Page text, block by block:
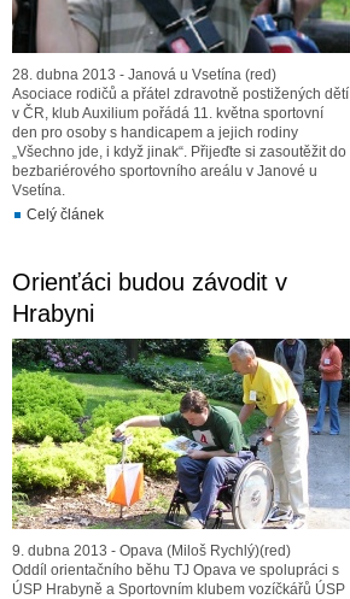
28. dubna 2013 - Janová u Vsetína (red)
Asociace rodičů a přátel zdravotně postižených dětí
v ČR, klub Auxilium pořádá 11. května sportovní
den pro osoby s handicapem a jejich rodiny
„Všechno jde, i když jinak“. Přijeďte si zasoutěžit do
bezbariérového sportovního areálu v Janové u
Vsetína.
Celý článek
Orienťáci budou závodit v
Hrabyni
9. dubna 2013 - Opava (Miloš Rychlý)(red)
Oddíl orientačního běhu TJ Opava ve spolupráci s
ÚSP Hrabyně a Sportovním klubem vozíčkářů ÚSP